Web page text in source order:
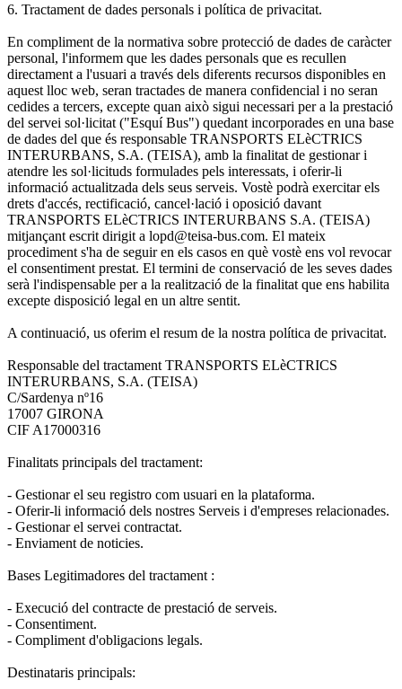
6. Tractament de dades personals i política de privacitat.
En compliment de la normativa sobre protecció de dades de caràcter
personal, l'informem que les dades personals que es recullen
directament a l'usuari a través dels diferents recursos disponibles en
aquest lloc web, seran tractades de manera confidencial i no seran
cedides a tercers, excepte quan això sigui necessari per a la prestació
del servei sol·licitat ("Esquí Bus") quedant incorporades en una base
de dades del que és responsable TRANSPORTS ELèCTRICS
INTERURBANS, S.A. (TEISA), amb la finalitat de gestionar i
atendre les sol·licituds formulades pels interessats, i oferir-li
informació actualitzada dels seus serveis. Vostè podrà exercitar els
drets d'accés, rectificació, cancel·lació i oposició davant
TRANSPORTS ELèCTRICS INTERURBANS S.A. (TEISA)
mitjançant escrit dirigit a lopd@teisa-bus.com. El mateix
procediment s'ha de seguir en els casos en què vostè ens vol revocar
el consentiment prestat. El termini de conservació de les seves dades
serà l'indispensable per a la realització de la finalitat que ens habilita
excepte disposició legal en un altre sentit.
A continuació, us oferim el resum de la nostra política de privacitat.
Responsable del tractament TRANSPORTS ELèCTRICS
INTERURBANS, S.A. (TEISA)
C/Sardenya nº16
17007 GIRONA
CIF A17000316
Finalitats principals del tractament:
- Gestionar el seu registro com usuari en la plataforma.
- Oferir-li informació dels nostres Serveis i d'empreses relacionades.
- Gestionar el servei contractat.
- Enviament de noticies.
Bases Legitimadores del tractament :
- Execució del contracte de prestació de serveis.
- Consentiment.
- Compliment d'obligacions legals.
Destinataris principals: